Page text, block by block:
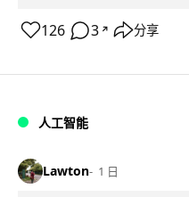
126 3 ↗ 分享
人工智能
Lawton 1 日